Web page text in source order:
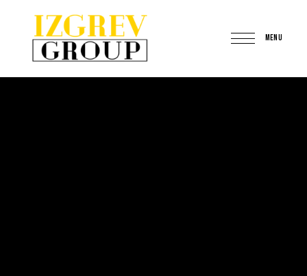
IzgrevGroup
MENU